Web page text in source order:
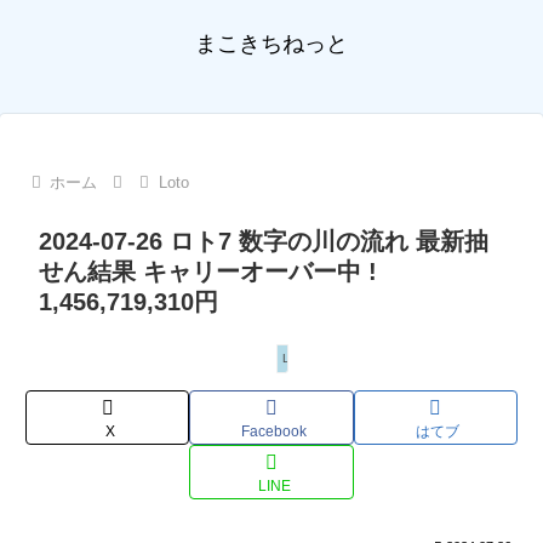
まこきちねっと
ホーム Loto
2024-07-26 ロト7 数字の川の流れ 最新抽
せん結果 キャリーオーバー中 !
1,456,719,310円
Loto
X Facebook はてブ
LINE